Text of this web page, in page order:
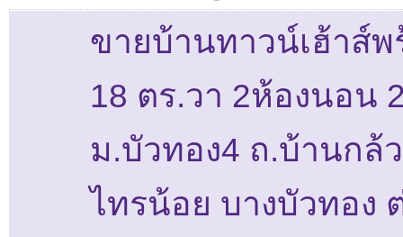
ขายบ้านทาวน์เฮ้าส์
18 ตร.วา 2ห้องนอน
ม.บัวทอง4 ถ.บ้านกล้
ไทรน้อย บางบัวทอง